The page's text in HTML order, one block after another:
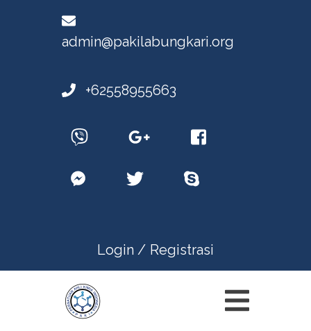
admin@pakilabungkari.org
+62558955663
Login / Registrasi